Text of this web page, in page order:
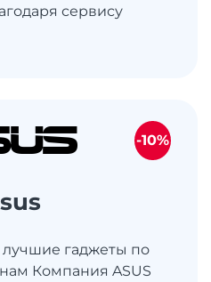
сервису
лучшие гаджеты по
Компания ASUS
-10%